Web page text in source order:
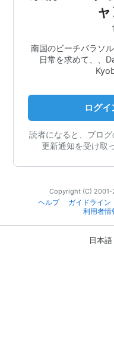
南国のビーチパラソ
日常を求めて、、
ログ
読者になると、ブログ
更新通知を受け取
Copyright (C) 2001-
ヘルプ
ガイドライン
利用者情
日本語